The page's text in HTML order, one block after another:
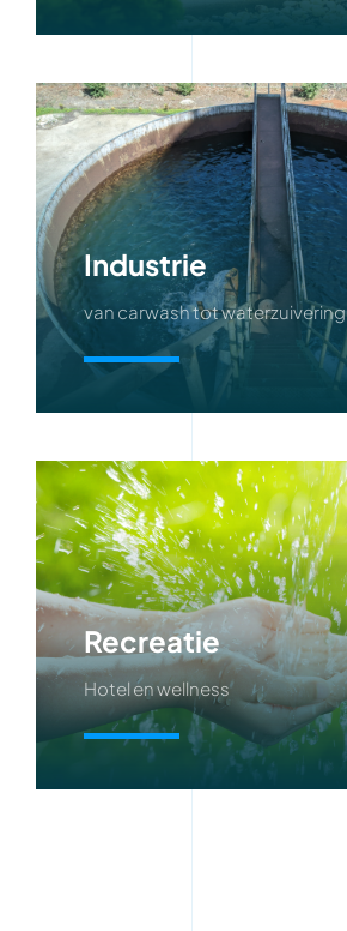
Industrie
van carwash tot waterzuivering
Meer info
Recreatie
Hotel en wellness
Meer info